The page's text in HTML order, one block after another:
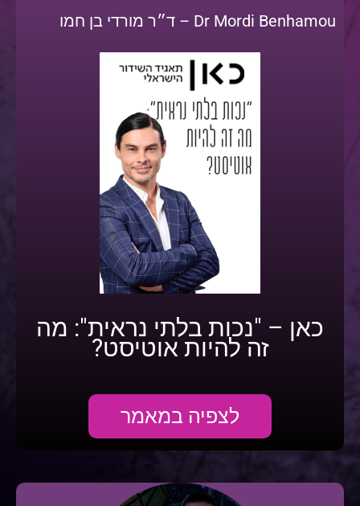
Dr Mordi Benhamou – ד״ר מורדי בן חמו
כאן – "נכות בלתי נראית": מה
זה להיות אוטיסט?
לצפיה במאמר